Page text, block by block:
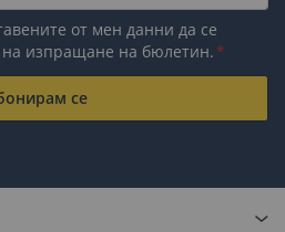
от мен данни да се
на изпращане на бюлетин.
се